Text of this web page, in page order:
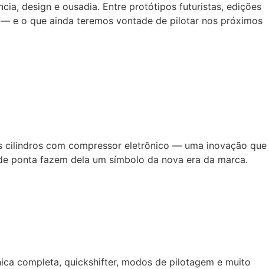
design e ousadia. Entre protótipos futuristas, edições
e o que ainda teremos vontade de pilotar nos próximos
com compressor eletrônico — uma inovação que
ponta fazem dela um símbolo da nova era da marca.
completa, quickshifter, modos de pilotagem e muito